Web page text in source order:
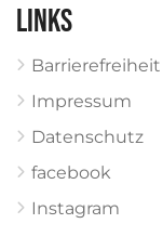
Links
Barrierefreiheit
Impressum
Datenschutz
facebook
Instagram